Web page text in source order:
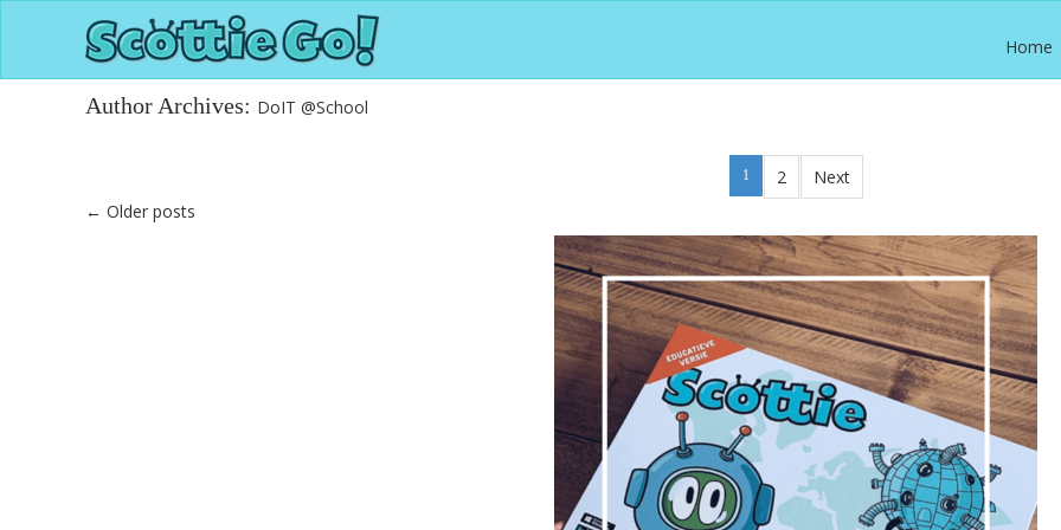
Home
Author Archives: DoIT @School
1 2
Next
← Older posts